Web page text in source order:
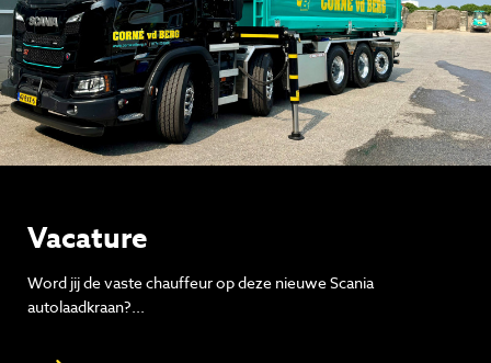
Vacature
Word jij de vaste chauffeur op deze nieuwe Scania
autolaadkraan?...